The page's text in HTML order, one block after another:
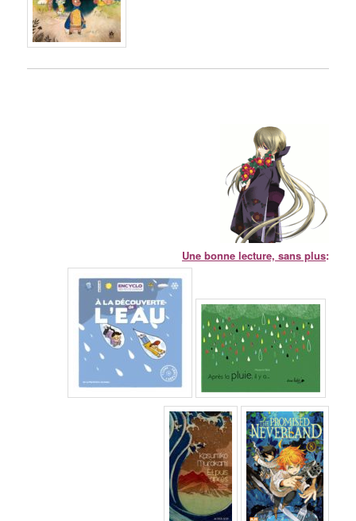
Une bonne lecture, sans plus: